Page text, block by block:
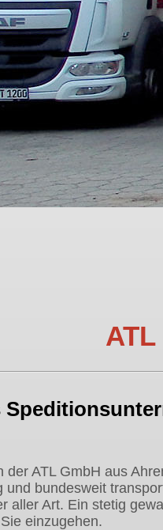
ATL GmbH aus
und bundesweit
aller Art. Ein stetig
einzugehen.